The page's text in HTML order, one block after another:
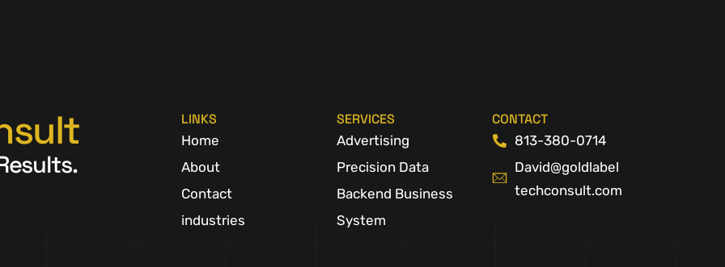
LINKS
Home
About
Contact
industries
SERVICES
Advertising
Precision Data
Backend Business
System
CONTACT
813-380-0714
David@goldlabel
techconsult.com